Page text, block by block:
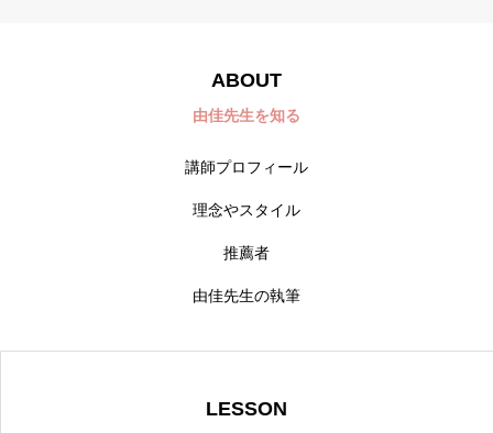
ABOUT
由佳先生を知る
講師プロフィール
理念やスタイル
推薦者
由佳先生の執筆
LESSON